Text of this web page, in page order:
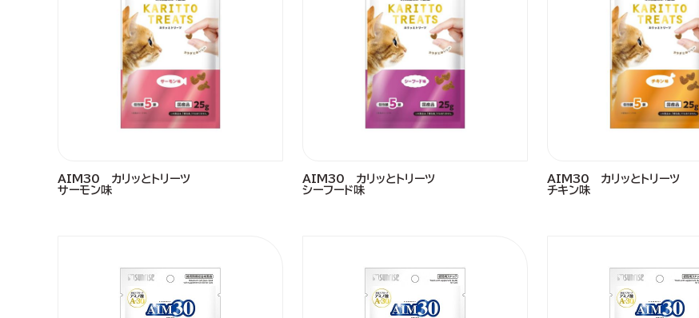
AIM30 カリッとトリーツ
サーモン味
AIM30 カリッとトリーツ
シーフード味
AIM30 カリッとトリーツ
チキン味